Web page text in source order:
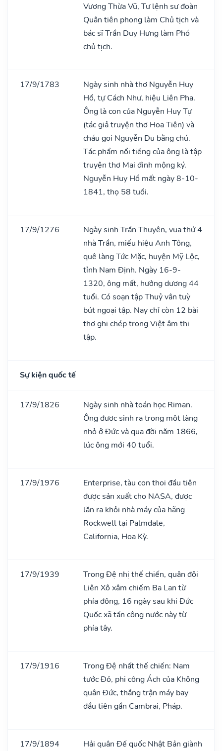
Vương Thừa Vũ, Tư lệnh sư đoàn
Quân tiên phong làm Chủ tịch và
bác sĩ Trần Duy Hưng làm Phó
chủ tịch.
17/9/1783
Ngày sinh nhà thơ Nguyễn Huy
Hổ, tự Cách Như, hiệu Liên Pha.
Ông là con của Nguyễn Huy Tự
(tác giả truyện thơ Hoa Tiên) và
cháu gọi Nguyễn Du bằng chú.
Tác phẩm nổi tiếng của ông là tập
truyện thơ Mai đình mộng ký.
Nguyễn Huy Hổ mất ngày 8-10-
1841, thọ 58 tuổi.
17/9/1276
Ngày sinh Trần Thuyên, vua thứ 4
nhà Trần, miếu hiệu Anh Tông,
quê làng Tức Mặc, huyện Mỹ Lộc,
tỉnh Nam Định. Ngày 16-9-
1320, ông mất, hưởng dương 44
tuổi. Có soạn tập Thuỷ vân tuỳ
bút ngoại tập. Nay chỉ còn 12 bài
thơ ghi chép trong Việt âm thi
tập.
Sự kiện quốc tế
17/9/1826
Ngày sinh nhà toán học Riman.
Ông được sinh ra trong một làng
nhỏ ở Đức và qua đời năm 1866,
lúc ông mới 40 tuổi.
17/9/1976
Enterprise, tàu con thoi đầu tiên
được sản xuất cho NASA, được
lăn ra khỏi nhà máy của hãng
Rockwell tại Palmdale,
California, Hoa Kỳ.
17/9/1939
Trong Đệ nhị thế chiến, quân đội
Liên Xô xâm chiếm Ba Lan từ
phía đông, 16 ngày sau khi Đức
Quốc xã tấn công nước này từ
phía tây.
17/9/1916
Trong Đệ nhất thế chiến: Nam
tước Đỏ, phi công Ách của Không
quân Đức, thắng trận máy bay
đầu tiên gần Cambrai, Pháp.
17/9/1894
Hải quân Đế quốc Nhật Bản giành